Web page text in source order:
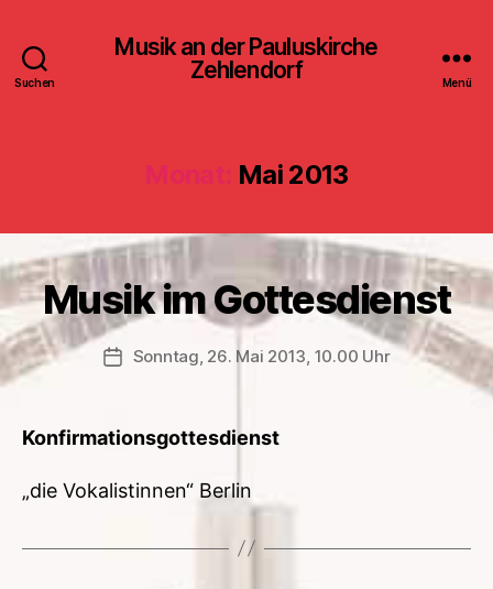
Suchen
Musik an der Pauluskirche
Zehlendorf
Menü
Monat: Mai 2013
Musik im Gottesdienst
Veröffentlichungsdatum
Sonntag, 26. Mai 2013, 10.00 Uhr
Konfirmationsgottesdienst
„die Vokalistinnen“ Berlin